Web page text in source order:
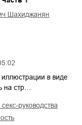
Шахиджанян
в виде
стр…
секс-руководства